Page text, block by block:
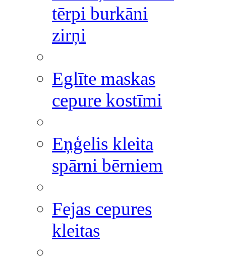
tērpi burkāni
zirņi
Eglīte maskas
cepure kostīmi
Eņģelis kleita
spārni bērniem
Fejas cepures
kleitas